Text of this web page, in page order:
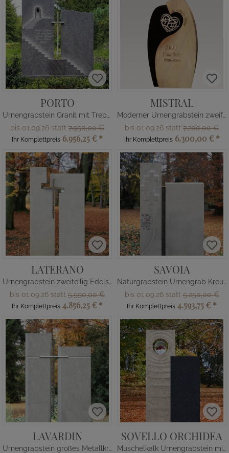
PORTO
Urnengrabstein Granit mit Treppe & Kreuz
bis 01.09.26 statt 7.950,00 €
Ihr Komplettpreis 6.956,25 € *
MISTRAL
Moderner Urnengrabstein zweifarbig mit Herz - Granit & Quarzit
bis 01.09.26 statt 7.200,00 €
Ihr Komplettpreis 6.300,00 € *
LATERANO
Urnengrabstein zweiteilig Edelstahl Kreuz
bis 01.09.26 statt 5.550,00 €
Ihr Komplettpreis 4.856,25 € *
SAVOIA
Naturgrabstein Urnengrab Kreuz Relief
bis 01.09.26 statt5.250,00 €
Ihr Komplettpreis 4.593,75 € *
LAVARDIN
Urnengrabstein großes Metallkreuz
SOVELLO ORCHIDEA
Muschelkalk Urnengrabstein mit Glas Kugel